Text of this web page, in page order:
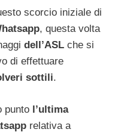
scorcio iniziale di
, questa volta
dell’ASL che si
di effettuare
sottili.
punto l’ultima
relativa a